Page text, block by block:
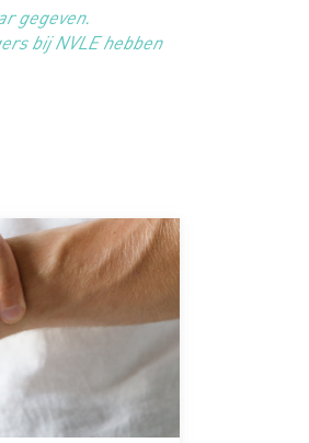
gegeven.
bij NVLE hebben